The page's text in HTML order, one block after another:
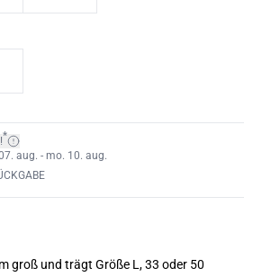
*
aug. - mo. 10. aug.
groß und trägt Größe L, 33 oder 50